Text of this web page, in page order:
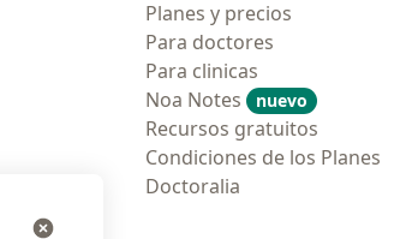
Planes y precios
Para doctores
Para clinicas
Noa Notes
nuevo
Recursos gratuitos
Condiciones de los Planes
Doctoralia